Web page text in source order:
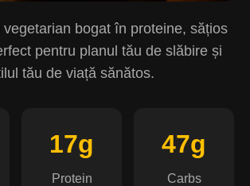
vegetarian bogat în proteine, sățios
pentru planul tău de slăbire și
tău de viață sănătos.
17g
Protein
47g
Carbs